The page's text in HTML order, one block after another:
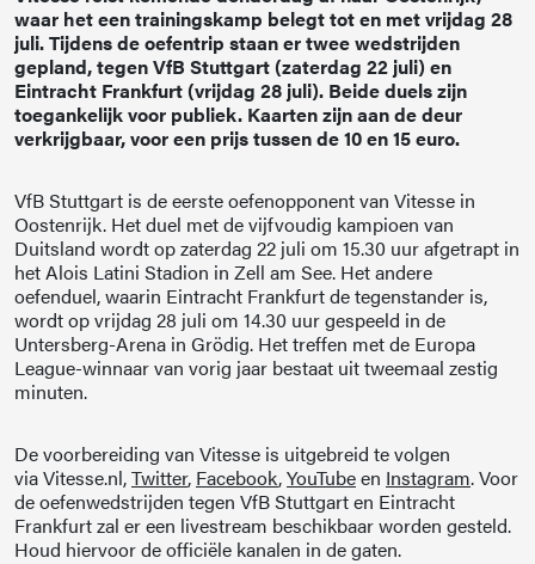
waar het een trainingskamp belegt tot en met vrijdag 28
juli. Tijdens de oefentrip staan er twee wedstrijden
gepland, tegen VfB Stuttgart (zaterdag 22 juli) en
Eintracht Frankfurt (vrijdag 28 juli). Beide duels zijn
toegankelijk voor publiek. Kaarten zijn aan de deur
verkrijgbaar, voor een prijs tussen de 10 en 15 euro.
VfB Stuttgart is de eerste oefenopponent van Vitesse in
Oostenrijk. Het duel met de vijfvoudig kampioen van
Duitsland wordt op zaterdag 22 juli om 15.30 uur afgetrapt in
het Alois Latini Stadion in Zell am See. Het andere
oefenduel, waarin Eintracht Frankfurt de tegenstander is,
wordt op vrijdag 28 juli om 14.30 uur gespeeld in de
Untersberg-Arena in Grödig. Het treffen met de Europa
League-winnaar van vorig jaar bestaat uit tweemaal zestig
minuten.
De voorbereiding van Vitesse is uitgebreid te volgen
via Vitesse.nl,Twitter, Facebook,YouTubeen Instagram. Voor
de oefenwedstrijden tegen VfB Stuttgart en Eintracht
Frankfurt zal er een livestream beschikbaar worden gesteld.
Houd hiervoor de officiële kanalen in de gaten.